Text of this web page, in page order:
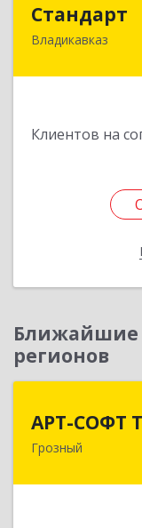
Стандарт
Владикавказ
Клиентов на
Ближайшие
регионов
АРТ-СОФТ
Грозный
364013,